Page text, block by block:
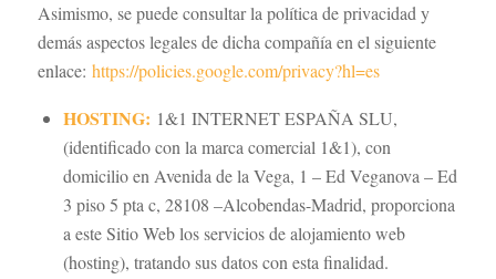
Asimismo, se puede consultar la política de privacidad y
demás aspectos legales de dicha compañía en el siguiente
enlace: https://policies.google.com/privacy?hl=es
HOSTING: 1&1 INTERNET ESPAÑA SLU,
(identificado con la marca comercial 1&1), con
domicilio en Avenida de la Vega, 1 – Ed Veganova – Ed
3 piso 5 pta c, 28108 –Alcobendas-Madrid, proporciona
a este Sitio Web los servicios de alojamiento web
(hosting), tratando sus datos con esta finalidad.